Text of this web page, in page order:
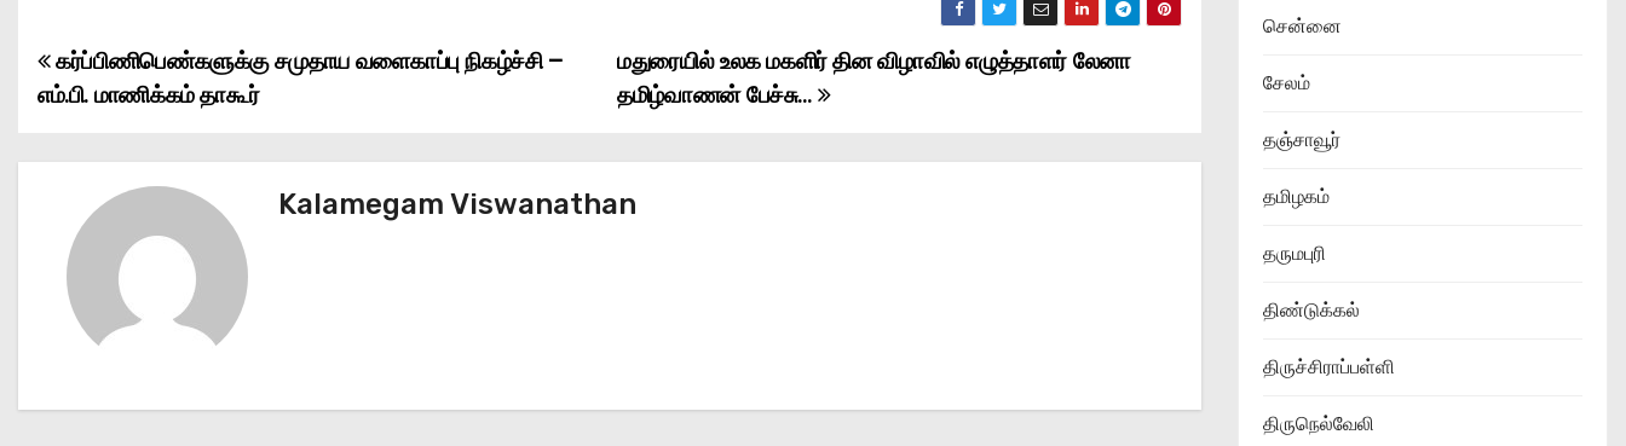
P
s
i
மதுரையில் உலக மகளிர் தின விழாவில் எழுத்தாளர் லேனா
தமிழ்வாணன் பேச்சு…
கர்ப்பிணிபெண்களுக்கு சமுதாய வளைகாப்பு நிகழ்ச்சி –
எம்.பி. மாணிக்கம் தாகூர்
Kalamegam Viswanathan
சென்னை
சேலம்
தஞ்சாவூர்
தமிழகம்
தருமபுரி
திண்டுக்கல்
திருச்சிராப்பள்ளி
திருநெல்வேலி